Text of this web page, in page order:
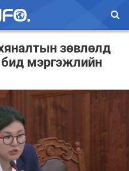
зөвлөлд
бид мэргэжлийн